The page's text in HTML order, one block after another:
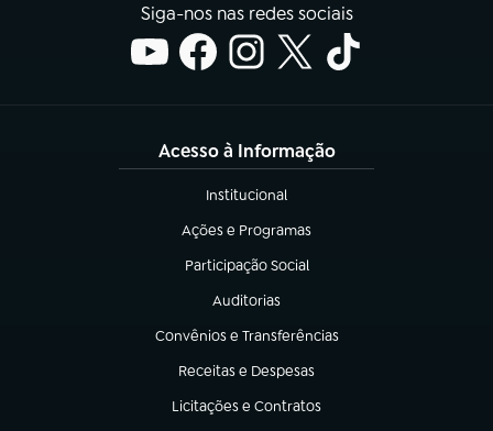
Siga-nos nas redes sociais
Acesso à Informação
Institucional
(abre em nova aba)
Ações e Programas
(abre em nova aba)
Participação Social
(abre em nova aba)
Auditorias
(abre em nova aba)
Convênios e Transferências
(abre em nova aba)
Receitas e Despesas
(abre em nova aba)
Licitações e Contratos
(abre em nova aba)